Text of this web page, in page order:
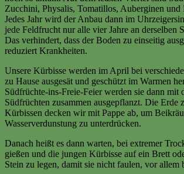
Zucchini, Physalis, Tomatillos, Auberginen und
Jedes Jahr wird der Anbau dann im
jede Feldfrucht nur alle vier Jahre an derselben
Das verhindert, dass der Boden zu einseitig
reduziert Krankheiten.
Unsere Kürbisse werden im April bei
zu Hause ausgesät und geschützt im Warmen
Südfrüchte-ins-Freie-Feier werden sie dann mit
Südfrüchten zusammen ausgepflanzt. Die Erde
Kürbissen decken wir mit Pappe ab, um
Wasserverdunstung zu unterdrücken.
Danach heißt es dann warten, bei extremer
gießen und die jungen Kürbisse auf ein Brett
Stein zu legen, damit sie nicht faulen, vor allem